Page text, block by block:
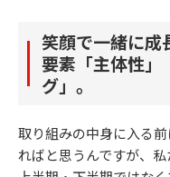
笑顔で一緒に成
要素「主体性」
グ」。
取り組みの中身に入る
ればと思うんですが、私